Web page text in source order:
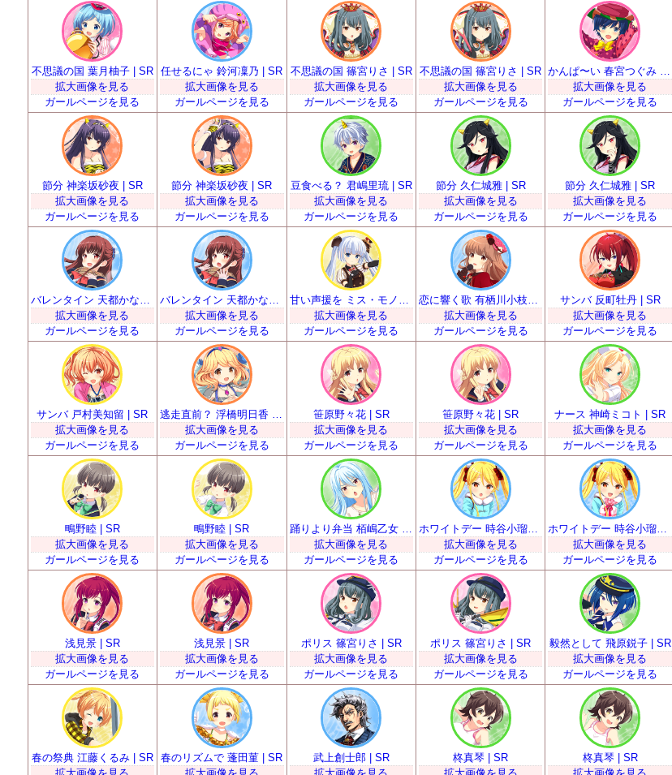
不思議の国 葉月柚子 | SR
拡大画像を見る
ガールページを見る
任せるにゃ 鈴河凜乃 | SR
拡大画像を見る
ガールページを見る
不思議の国 篠宮りさ | SR
拡大画像を見る
ガールページを見る
不思議の国 篠宮りさ | SR
拡大画像を見る
ガールページを見る
かんぱ〜い 春宮つぐみ | SR
拡大画像を見る
ガールページを見る
節分 神楽坂砂夜 | SR
拡大画像を見る
ガールページを見る
節分 神楽坂砂夜 | SR
拡大画像を見る
ガールページを見る
豆食べる？ 君嶋里琉 | SR
拡大画像を見る
ガールページを見る
節分 久仁城雅 | SR
拡大画像を見る
ガールページを見る
節分 久仁城雅 | SR
拡大画像を見る
ガールページを見る
バレンタイン 天都かなた | SR
拡大画像を見る
ガールページを見る
バレンタイン 天都かなた | SR
拡大画像を見る
ガールページを見る
甘い声援を ミス・モノクローム | SR
拡大画像を見る
ガールページを見る
恋に響く歌 有栖川小枝子 | SR
拡大画像を見る
ガールページを見る
サンバ 反町牡丹 | SR
拡大画像を見る
ガールページを見る
サンバ 戸村美知留 | SR
拡大画像を見る
ガールページを見る
逃走直前？ 浮橋明日香 | SR
拡大画像を見る
ガールページを見る
笹原野々花 | SR
拡大画像を見る
ガールページを見る
笹原野々花 | SR
拡大画像を見る
ガールページを見る
ナース 神崎ミコト | SR
拡大画像を見る
ガールページを見る
鴫野睦 | SR
拡大画像を見る
ガールページを見る
鴫野睦 | SR
拡大画像を見る
ガールページを見る
踊りより弁当 栢嶋乙女 | SR
拡大画像を見る
ガールページを見る
ホワイトデー 時谷小瑠璃 | SR
拡大画像を見る
ガールページを見る
ホワイトデー 時谷小瑠璃 | SR
拡大画像を見る
ガールページを見る
浅見景 | SR
拡大画像を見る
ガールページを見る
浅見景 | SR
拡大画像を見る
ガールページを見る
ポリス 篠宮りさ | SR
拡大画像を見る
ガールページを見る
ポリス 篠宮りさ | SR
拡大画像を見る
ガールページを見る
毅然として 飛原鋭子 | SR
拡大画像を見る
ガールページを見る
春の祭典 江藤くるみ | SR
春のリズムで 蓬田菫 | SR
武上創士郎 | SR
柊真琴 | SR
柊真琴 | SR